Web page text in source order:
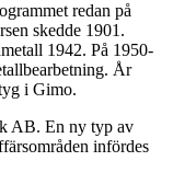
redan på
skedde 1901.
1942. På 1950-
År
i Gimo.
AB. En ny typ av
infördes